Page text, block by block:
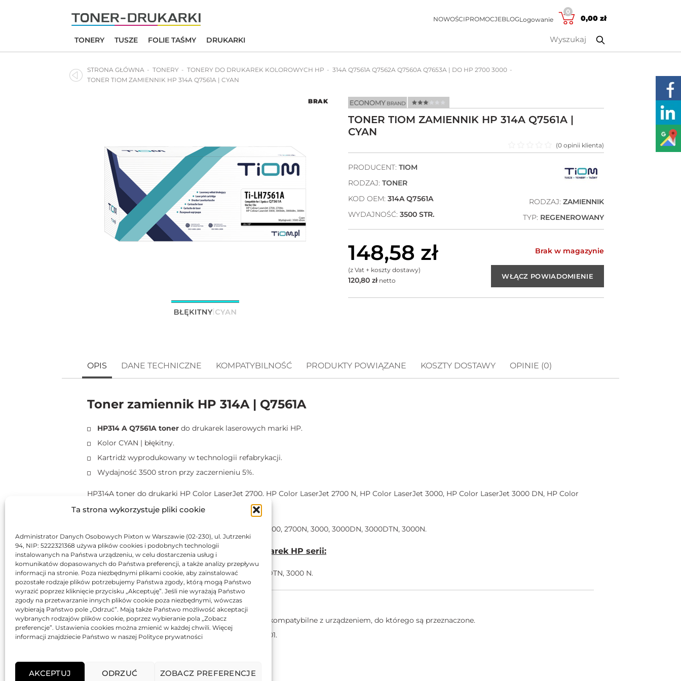
Ta strona wykorzystuje pliki cookie
Administrator Danych Osobowych Pixton w Warszawie (02-230), ul. Jutrzenki
94, NIP: 5222321368 używa plików cookies i podobnych technologii
instalowanych na Państwa urządzeniu, w celu dostarczenia usług i
komunikatów dopasowanych do Państwa preferencji, a także analizy przepływu
informacji na stronie. Poza niezbędnymi plikami cookie, aby zainstalować
pozostałe rodzaje plików potrzebujemy Państwa zgody, którą mogą Państwo
wyrazić poprzez kliknięcie przycisku „Akceptuję”. Jeśli nie wyrażają Państwo
zgody na przetwarzanie innych plików cookie poza niezbędnymi, wówczas
wybierają Państwo pole „Odrzuć”. Mają także Państwo możliwość akceptacji
wybranych rodzajów plików cookie, poprzez wybieranie pola „Zobacz
preferencje”. Ustawienia cookies można zmienić w każdej chwili. Więcej
informacji znajdziecie Państwo w naszej Polityce prywatności
AKCEPTUJ ODRZUĆ ZOBACZ PREFERENCJE
NOWOŚCIPROMOCJEBLOGLogowanie
0
0,00 zł
TONERY TUSZE FOLIE TAŚMY DRUKARKI
STRONA GŁÓWNA TONERY TONERY DO DRUKAREK KOLOROWYCH HP
314A Q7561A Q7562A Q7560A Q7653A | DO HP 2700 3000
TONER TIOM ZAMIENNIK HP 314A Q7561A | CYAN
BRAK
TONER TIOM ZAMIENNIK HP 314A Q7561A |
CYAN
Oceniono
(0 opinii klienta)
PRODUCENT: TIOM
RODZAJ: TONER
KOD OEM: 314A Q7561A
WYDAJNOŚĆ: 3500 STR.
RODZAJ: ZAMIENNIK
TYP: REGENEROWANY
148,58 zł
(z Vat + koszty dostawy)
120,80 złnetto
Brak w magazynie
OPIS DANE TECHNICZNE KOMPATYBILNOŚĆ PRODUKTY POWIĄZANE KOSZTY DOSTAWY OPINIE (0)
Toner zamiennik HP 314A | Q7561A
HP314 A Q7561A toner do drukarek laserowych marki HP.
Kolor CYAN | błękitny.
Kartridż wyprodukowany w technologii refabrykacji.
Wydajność 3500 stron przy zaczernieniu 5%.
HP314A toner do drukarki HP Color LaserJet 2700, HP Color LaserJet 2700 N, HP Color LaserJet 3000, HP Color LaserJet 3000 DN, HP Color
LaserJet 3000 DTN, HP Color LaserJet 3000 N.
Zamiennik HP314A do drukarki HP Color LaserJet 2700, 2700N, 3000, 3000DN, 3000DTN, 3000N.
Toner HP 314 A Q7561 A zamiennik do drukarek HP serii:
Color LaserJet2700, 2700 N, 3000, 3000 DN, 3000 DTN, 3000 N.
Marka ekonomiczna
producenta Tiom.
Tonery oraz bębny i tusze marki TiOM są w pełni kompatybilne z urządzeniem, do którego są przeznaczone.
Producent posiada certyfikaty ISO 14001 i ISO 9001.